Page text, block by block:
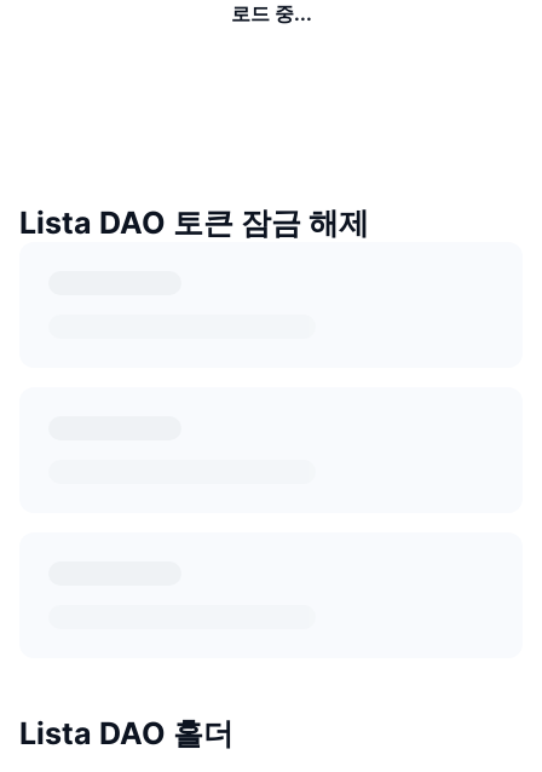
로드 중...
Lista DAO 토큰 잠금 해제
Lista DAO 홀더